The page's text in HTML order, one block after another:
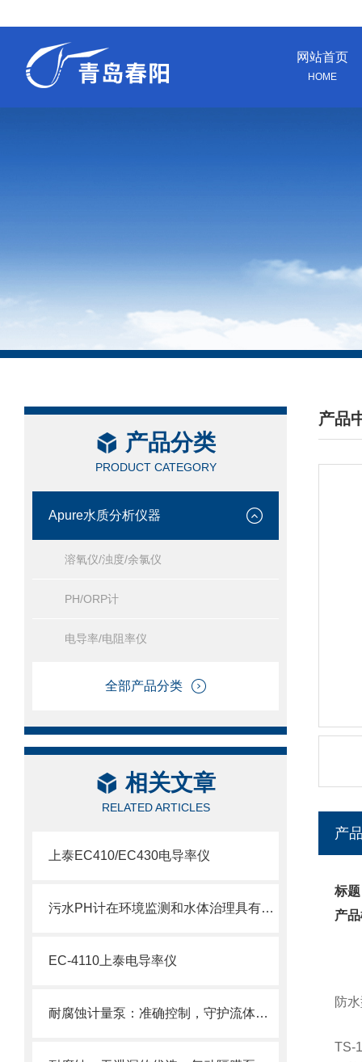
网站首页
HOME
产品分类
PRODUCT CATEGORY
Apure水质分析仪器
溶氧仪/浊度/余氯仪
PH/ORP计
电导率/电阻率仪
全部产品分类
相关文章
RELATED ARTICLES
上泰EC410/EC430电导率仪
污水PH计在环境监测和水体治理具有重要意义
EC-4110上泰电导率仪
耐腐蚀计量泵：准确控制，守护流体传输安全
产品
/
产
标
产
防
TS-